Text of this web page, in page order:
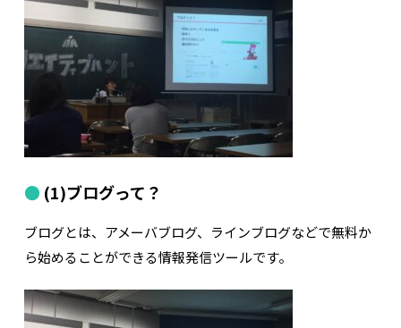
(1)ブログって？
ブログとは、アメーバブログ、ラインブログなどで無料か
ら始めることができる情報発信ツールです。